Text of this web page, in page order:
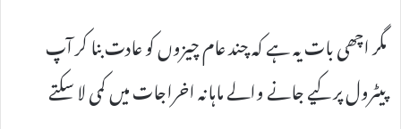
مگر اچھی بات یہ ہے کہ چند عام چیزوں کو عادت بنا کر آپ
پیٹرول پر کیے جانے والے ماہانہ اخراجات میں کمی لا سکتے